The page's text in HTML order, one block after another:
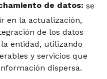
de datos: se
en la actualización,
de los datos
entidad, utilizando
y servicios que
dispersa.